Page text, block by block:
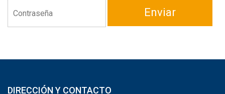
Enviar
DIRECCIÓN Y CONTACTO